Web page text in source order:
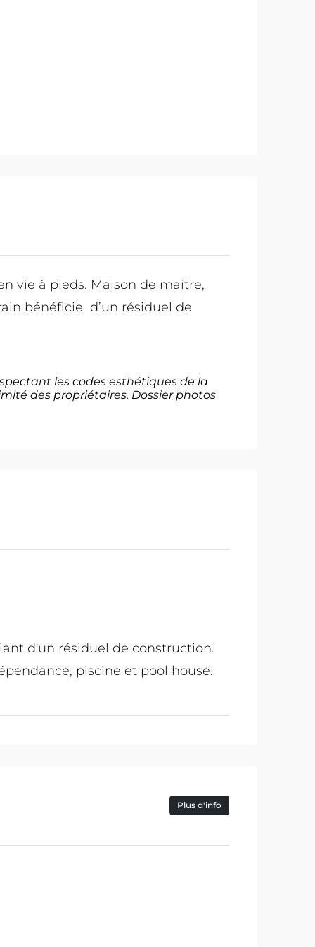
vie à pieds. Maison de maitre,
bénéficie d’un résiduel de
les codes esthétiques de la
des propriétaires. Dossier photos
d'un résiduel de construction.
piscine et pool house.
Plus d'info